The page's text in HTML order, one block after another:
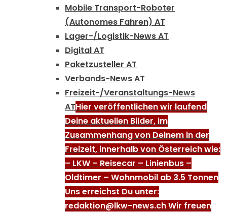
Mobile Transport-Roboter
(Autonomes Fahren) AT
Lager-/Logistik-News AT
Digital AT
Paketzusteller AT
Verbands-News AT
Freizeit-/Veranstaltungs-News
ATHier veröffentlichen wir laufend
Deine aktuellen Bilder, im
Zusammenhang von Deinem in der
Freizeit, innerhalb von Österreich wie:
– LKW – Reisecar – Linienbus –
Oldtimer – Wohnmobil ab 3.5 Tonnen
Uns erreichst Du unter:
redaktion@lkw-news.ch Wir freuen